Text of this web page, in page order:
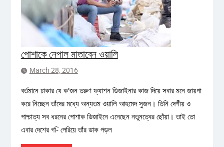
পোশাকে নেপাল মাতাবেন ওয়ালি
March 28, 2016
বর্তমানে ঢাকার যে ক’জন তরুণ ফ্যাশন ডিজাইনার কাজ দিয়ে সবার মনে জায়গা
করে নিচ্ছেন তাঁদের মধ্যে অন্যতম ওয়ালি আহমেদ সুজন। তিনি দেশীয় ও
পাশ্চাত্য সব ধরনের পোশাক ডিজাইনে এনেছেন নতুনত্বের ছোঁয়া। তাই তো
এবার দেশের গ-ি পেরিয়ে তাঁর ডাক পড়ল